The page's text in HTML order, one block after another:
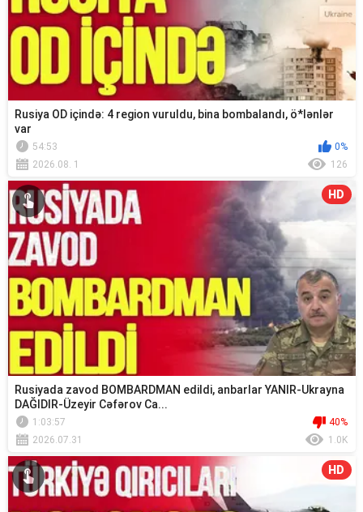
Rusiya OD içində: 4 region vuruldu, bina bombalandı, ö*lənlər
var
54:53
0%
2026.08. 1
126
HD
Rusiyada zavod BOMBARDMAN edildi, anbarlar YANIR-Ukrayna
DAĞIDIR-Üzeyir Cəfərov Ca...
1:03:57
40%
2026.07.31
1.0K
HD